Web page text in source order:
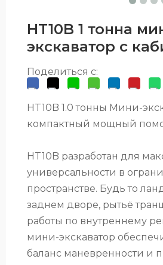
HT10B 1 тонна
экскаватор с
Поделиться с:
HT10B 1.0 тонны Мини-
компактный мощный
HT10B разработан для
универсальности в
пространстве. Будь то
заднем дворе, рытьё
работы по внутреннему
мини-экскаватор
баланс маневренности и